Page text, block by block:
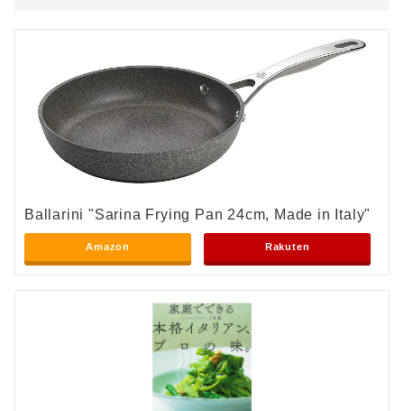
Ballarini "Sarina Frying Pan 24cm, Made in Italy"
Amazon Rakuten